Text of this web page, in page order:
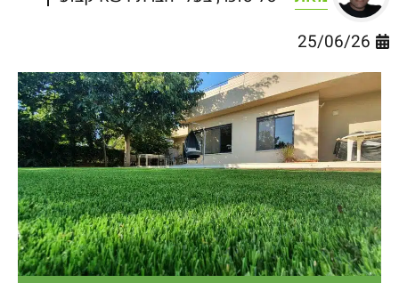
25/06/26